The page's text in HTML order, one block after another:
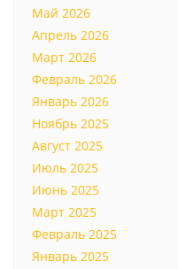
Май 2026
Апрель 2026
Март 2026
Февраль 2026
Январь 2026
Ноябрь 2025
Август 2025
Июль 2025
Июнь 2025
Март 2025
Февраль 2025
Январь 2025